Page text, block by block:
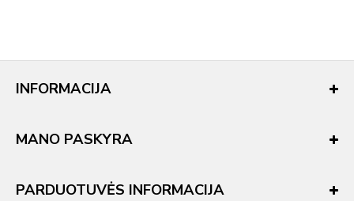
INFORMACIJA
MANO PASKYRA
PARDUOTUVĖS INFORMACIJA